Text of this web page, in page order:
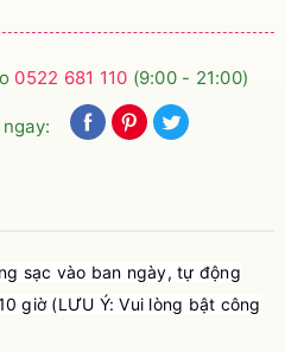
0522 681 110 (9:00 - 21:00)
sạc vào ban ngày, tự động
giờ (LƯU Ý: Vui lòng bật công